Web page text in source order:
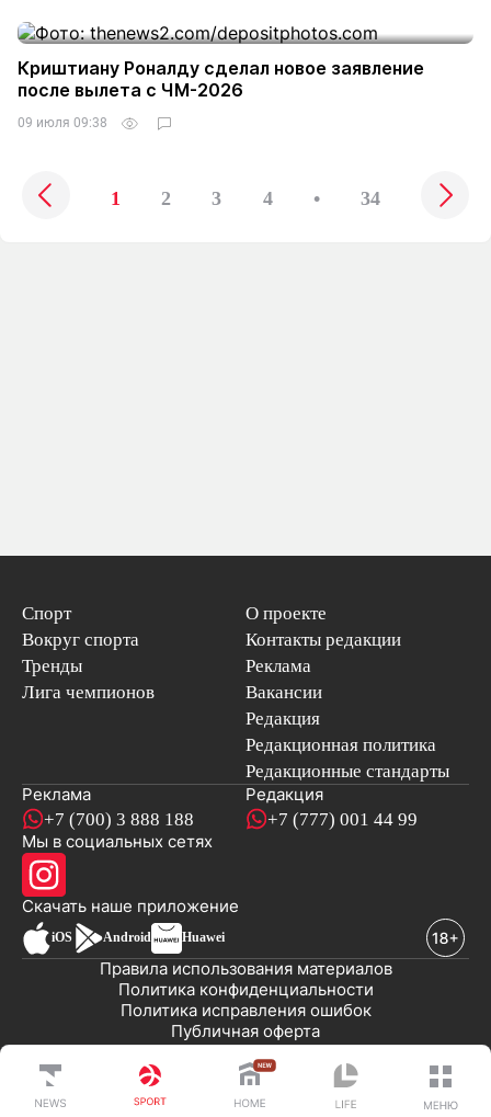
Криштиану Роналду сделал новое заявление
после вылета с ЧМ-2026
09 июля 09:38
1 2 3 4 • 34
Спорт
Вокруг спорта
Тренды
Лига чемпионов
О проекте
Контакты редакции
Реклама
Вакансии
Редакция
Редакционная политика
Редакционные стандарты
Реклама
+7 (700) 3 888 188
Редакция
+7 (777) 001 44 99
Мы в социальных сетях
Скачать наше приложениеновостей
iOS Android Huawei
Публичная оферта
Политика исправления ошибок
Политика конфиденциальности
Правила использования материалов